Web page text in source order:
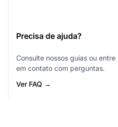
Precisa de ajuda?
Consulte nossos guias ou entre
em contato com perguntas.
Ver FAQ →